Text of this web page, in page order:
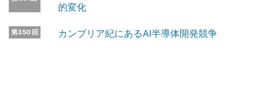
的変化
第350回 カンブリア紀にあるAI半導体開発競争